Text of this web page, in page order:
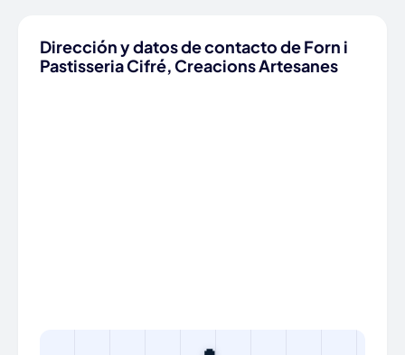
Dirección y datos de contacto de Forn i
Pastisseria Cifré, Creacions Artesanes